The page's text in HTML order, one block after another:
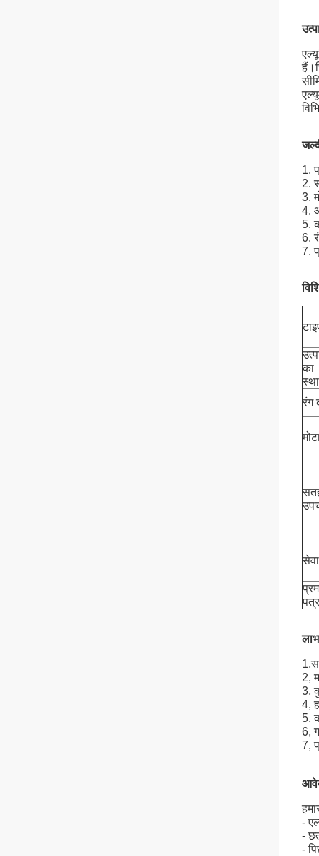
1.
2.
3.
4.
5.
6.
7.
का
रंग
सेवा
पत्र
1,
2,
3,
4,
5,
6,
7,
-
-
-